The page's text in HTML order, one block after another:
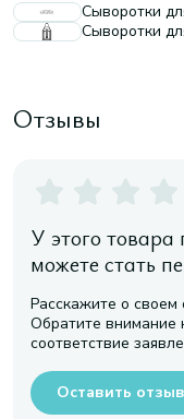
Сыворотки
Сыворотки
Отзывы
У этого товара
можете стать
Расскажите о своем
Обратите внимание
соответствие
Оставить отзыв